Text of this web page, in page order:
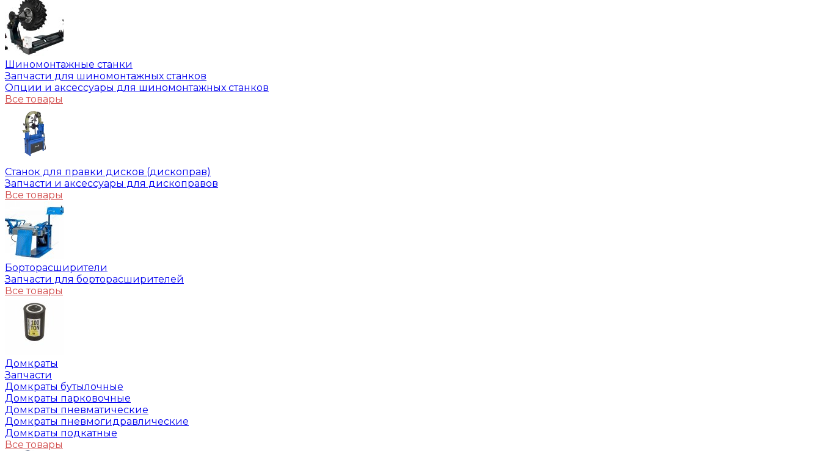
Шиномонтажные станки
Запчасти для шиномонтажных станков
Опции и аксессуары для шиномонтажных станков
Все товары
Станок для правки дисков (дископрав)
Запчасти и аксессуары для дископравов
Все товары
Борторасширители
Запчасти для борторасширителей
Все товары
Домкраты
Запчасти
Домкраты бутылочные
Домкраты парковочные
Домкраты пневматические
Домкраты пневмогидравлические
Домкраты подкатные
Все товары